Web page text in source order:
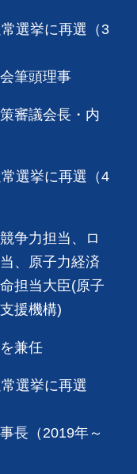
選挙に再選（3
筆頭理事
審議会長・内
選挙に再選（4
争力担当、ロ
、原子力経済
担当大臣(原子
援機構)
兼任
選挙に再選
長（2019年～